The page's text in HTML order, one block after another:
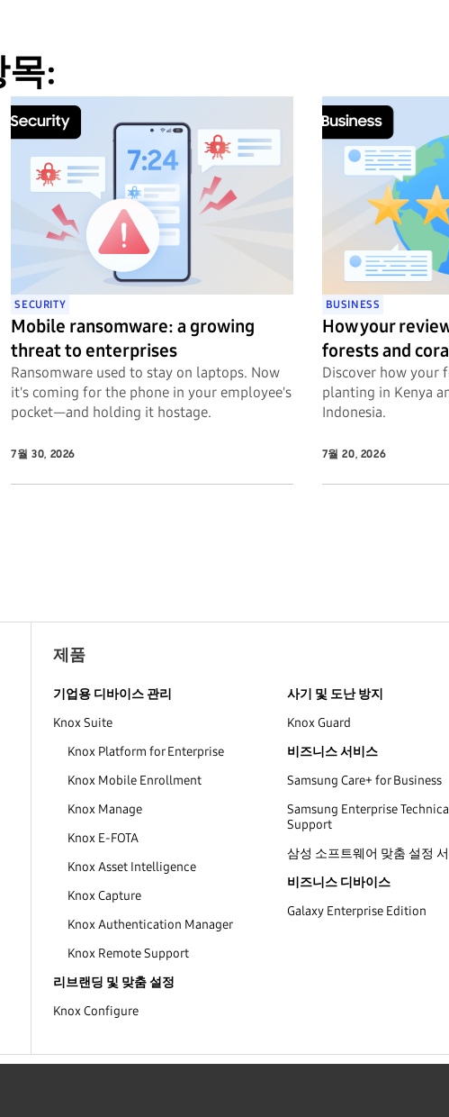
목:
SECURITY
Mobile ransomware: a growing
threat to enterprises
Ransomware used to stay on laptops. Now
it's coming for the phone in your employee's
pocket—and holding it hostage.
7월 30, 2026
BUSINESS
How your
forests and
Discover how your
planting in Kenya
Indonesia.
7월 20, 2026
제품
기업용 디바이스 관리
Knox Suite
Knox Platform for Enterprise
Knox Mobile Enrollment
Knox Manage
Knox E-FOTA
Knox Asset Intelligence
Knox Capture
Knox Authentication Manager
Knox Remote Support
리브랜딩 및 맞춤 설정
Knox Configure
사기 및 도난 방지
Knox Guard
비즈니스 서비스
Samsung Care+ for Business
Samsung Enterprise
Support
삼성 소프트웨어 맞춤 설정
비즈니스 디바이스
Galaxy Enterprise Edition